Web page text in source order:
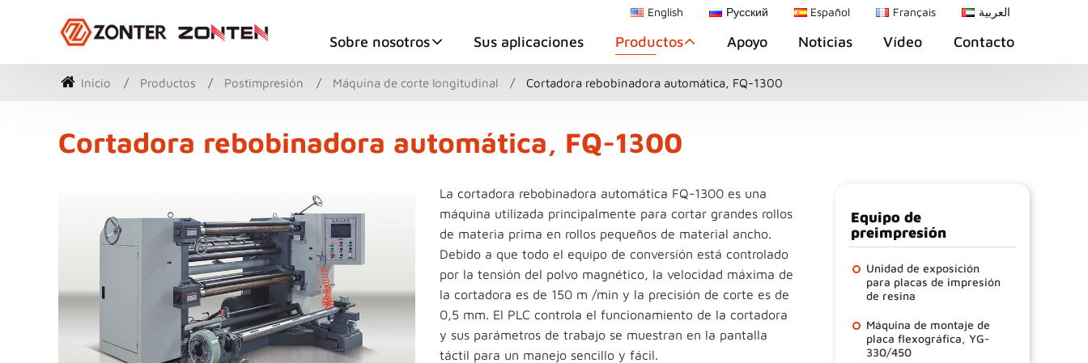
English Русский Español Français العربية
Sobre nosotros Sus aplicaciones Productos Apoyo Noticias Vídeo Contacto
Inicio Productos Postimpresión Máquina de corte longitudinal Cortadora rebobinadora automática, FQ-1300
Cortadora rebobinadora automática, FQ-1300
La cortadora rebobinadora automática FQ-1300 es una
máquina utilizada principalmente para cortar grandes rollos
de materia prima en rollos pequeños de material ancho.
Debido a que todo el equipo de conversión está controlado
por la tensión del polvo magnético, la velocidad máxima de
la cortadora es de 150 m /min y la precisión de corte es de
0,5 mm. El PLC controla el funcionamiento de la cortadora
y sus parámetros de trabajo se muestran en la pantalla
táctil para un manejo sencillo y fácil.
Equipo de
preimpresión
Unidad de exposición
para placas de impresión
de resina
Máquina de montaje de
placa flexográfica, YG-
330/450